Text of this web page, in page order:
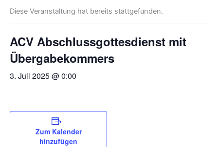
Diese Veranstaltung hat bereits stattgefunden.
ACV Abschlussgottesdienst mit
Übergabekommers
3. Juli 2025 @ 0:00
Zum Kalender
hinzufügen